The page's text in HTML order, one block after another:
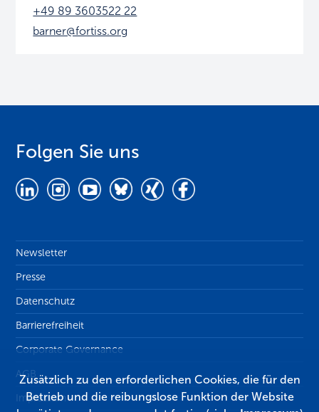
+49 89 3603522 22
barner@fortiss.org
Folgen Sie uns
Newsletter
Presse
Datenschutz
Barrierefreiheit
Corporate Governance
AGB
Impressum
Zusätzlich zu den erforderlichen Cookies, die für den
Betrieb und die reibungslose Funktion der Website